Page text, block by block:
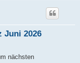
Juni 2026
nächsten